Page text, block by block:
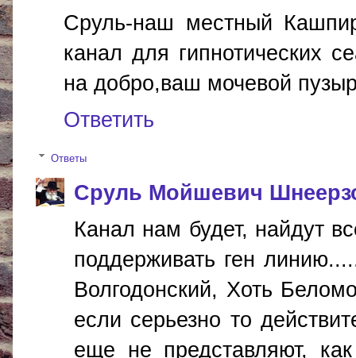
Сруль-наш местный
канал для гипнотических
на добро,ваш мочевой
Ответить
Ответы
Сруль Мойшевич
Канал нам будет, найдут
поддерживать ген
Волгодонский, Хоть
если серьезно то
еще не представляют,